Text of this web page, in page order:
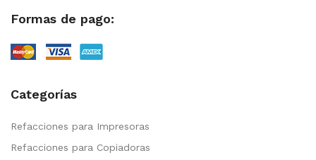
Formas de pago:
Categorías
Refacciones para Impresoras
Refacciones para Copiadoras